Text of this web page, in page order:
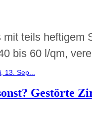
teils heftigem
bis 60 l/qm,
13. Sep...
Gestörte